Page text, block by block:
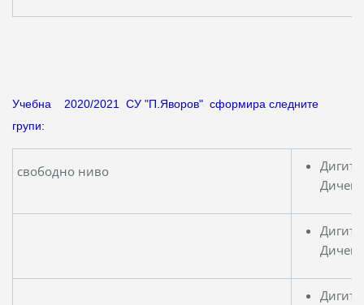
Учебна 2020/2021 СУ "П.Яворов" сформира следните
групи:
свободно ниво